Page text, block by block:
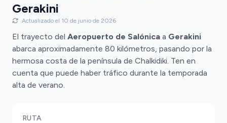
Gerakini
Actualizado el 10 de junio de 2026
El trayecto del Aeropuerto de Salónica a Gerakini
abarca aproximadamente 80 kilómetros, pasando por la
hermosa costa de la península de Chalkidiki. Ten en
cuenta que puede haber tráfico durante la temporada
alta de verano.
RUTA